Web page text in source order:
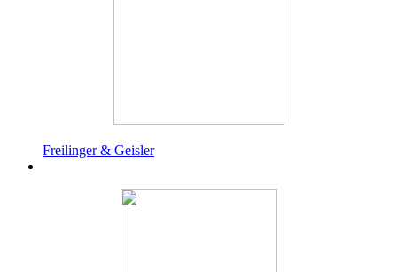
Freilinger & Geisler